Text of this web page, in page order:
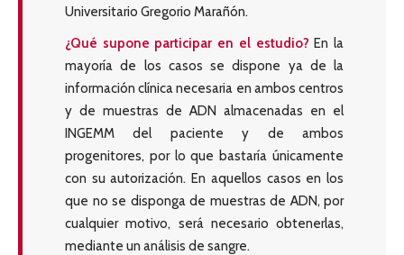
Universitario Gregorio Marañón.
¿Qué supone participar en el estudio? En la
mayoría de los casos se dispone ya de la
información clínica necesaria en ambos centros
y de muestras de ADN almacenadas en el
INGEMM del paciente y de ambos
progenitores, por lo que bastaría únicamente
con su autorización. En aquellos casos en los
que no se disponga de muestras de ADN, por
cualquier motivo, será necesario obtenerlas,
mediante un análisis de sangre.